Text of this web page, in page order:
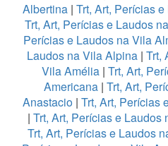
Albertina | Trt, Art, Perícias
Trt, Art, Perícias e Laudos
Perícias e Laudos na Vila
Laudos na Vila Alpina | Trt,
Vila Amélia | Trt, Art,
Americana| Trt, Art,
Anastacio | Trt, Art, Perícias
| Trt, Art, Perícias e
Trt, Art, Perícias e Laudos